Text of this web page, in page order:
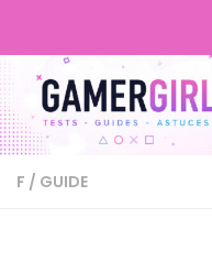
F / GUIDE